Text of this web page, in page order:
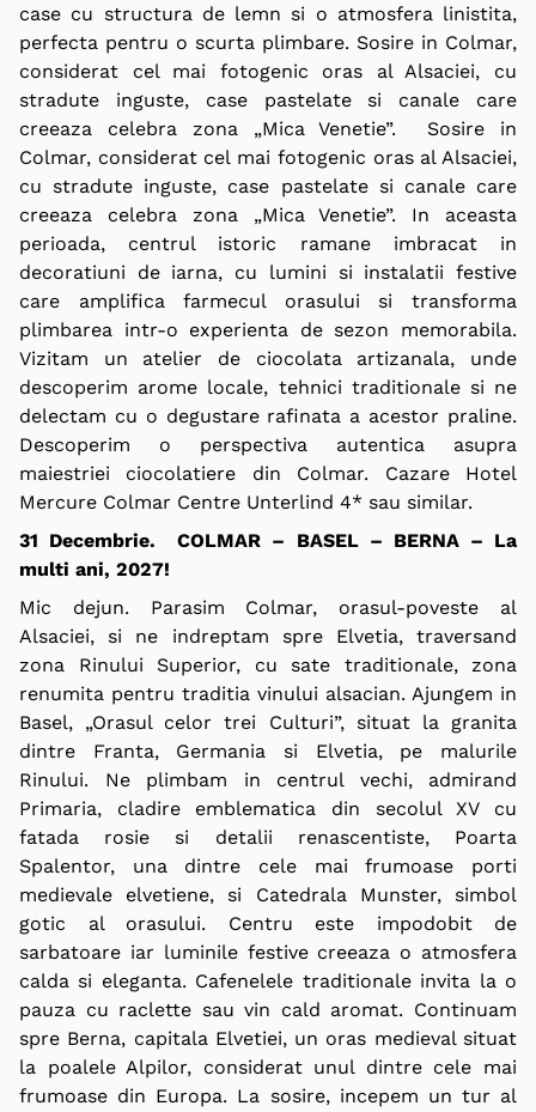
case cu structura de lemn si o atmosfera linistita,
perfecta pentru o scurta plimbare. Sosire in Colmar,
considerat cel mai fotogenic oras al Alsaciei, cu
stradute inguste, case pastelate si canale care
creeaza celebra zona „Mica Venetie”. Sosire in
Colmar, considerat cel mai fotogenic oras al Alsaciei,
cu stradute inguste, case pastelate si canale care
creeaza celebra zona „Mica Venetie”. In aceasta
perioada, centrul istoric ramane imbracat in
decoratiuni de iarna, cu lumini si instalatii festive
care amplifica farmecul orasului si transforma
plimbarea intr-o experienta de sezon memorabila.
Vizitam un atelier de ciocolata artizanala, unde
descoperim arome locale, tehnici traditionale si ne
delectam cu o degustare rafinata a acestor praline.
Descoperim o perspectiva autentica asupra
maiestriei ciocolatiere din Colmar. Cazare Hotel
Mercure Colmar Centre Unterlind 4* sau similar.
31 Decembrie. COLMAR – BASEL – BERNA – La
multi ani, 2027!
Mic dejun. Parasim Colmar, orasul-poveste al
Alsaciei, si ne indreptam spre Elvetia, traversand
zona Rinului Superior, cu sate traditionale, zona
renumita pentru traditia vinului alsacian. Ajungem in
Basel, „Orasul celor trei Culturi”, situat la granita
dintre Franta, Germania si Elvetia, pe malurile
Rinului. Ne plimbam in centrul vechi, admirand
Primaria, cladire emblematica din secolul XV cu
fatada rosie si detalii renascentiste, Poarta
Spalentor, una dintre cele mai frumoase porti
medievale elvetiene, si Catedrala Munster, simbol
gotic al orasului. Centru este impodobit de
sarbatoare iar luminile festive creeaza o atmosfera
calda si eleganta. Cafenelele traditionale invita la o
pauza cu raclette sau vin cald aromat. Continuam
spre Berna, capitala Elvetiei, un oras medieval situat
la poalele Alpilor, considerat unul dintre cele mai
frumoase din Europa. La sosire, incepem un tur al